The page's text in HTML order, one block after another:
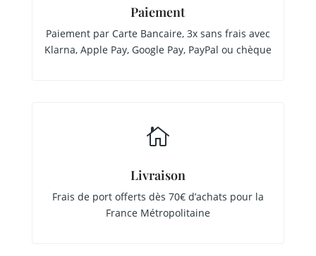
Paiement
Paiement par Carte Bancaire, 3x sans frais avec
Klarna, Apple Pay, Google Pay, PayPal ou chèque

Livraison
Frais de port offerts dès 70€ d’achats pour la
France Métropolitaine